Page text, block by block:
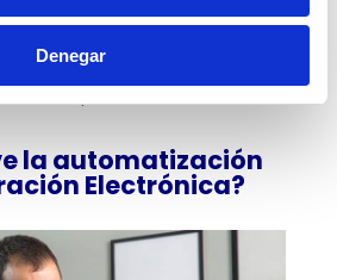
Denegar
llevarás a tu empresa a
ejemplo práctico de lo que
la automatización
Electrónica?